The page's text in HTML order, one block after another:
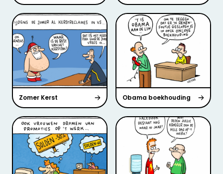
Zomer Kerst Obama boekhouding